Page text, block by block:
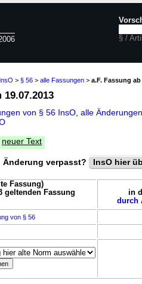
§ /
> § 56 > alle Fassungen > a.F. Fassung ab
19.07.2013
von § 56 InsO alle
neuer Text
Änderung verpasst? InsO hier
Fassung)
geltenden Fassung
in
durch
von § 56